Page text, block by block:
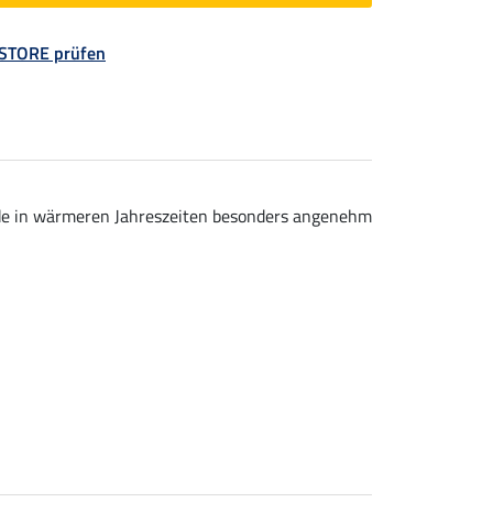
prüfen
wärmeren Jahreszeiten besonders angenehm